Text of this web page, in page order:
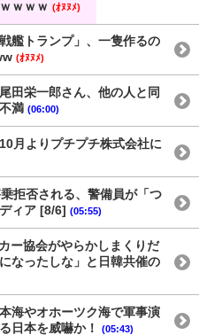
ｗｗｗ (ｵﾇﾇﾒ)
艦トランプ」、一隻作るの
(ｵﾇﾇﾒ)
田栄一郎さん、他の人と同
満 (06:00)
月よりプチプチ株式会社に
拒否される、警備員が「つ
ィア [8/6] (05:55)
ー協会がやらかしまくりだ
なったしな」と日韓共催の
海やオホーツク海で軍事演
日本を威嚇か！
(05:43)